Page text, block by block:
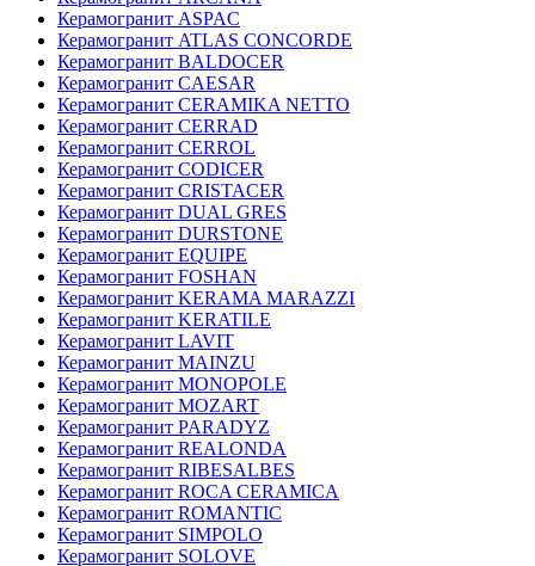
Керамогранит ASPAC
Керамогранит ATLAS CONCORDE
Керамогранит BALDOCER
Керамогранит CAESAR
Керамогранит CERAMIKA NETTO
Керамогранит CERRAD
Керамогранит CERROL
Керамогранит CODICER
Керамогранит CRISTACER
Керамогранит DUAL GRES
Керамогранит DURSTONE
Керамогранит EQUIPE
Керамогранит FOSHAN
Керамогранит KERAMA MARAZZI
Керамогранит KERATILE
Керамогранит LAVIT
Керамогранит MAINZU
Керамогранит MONOPOLE
Керамогранит MOZART
Керамогранит PARADYZ
Керамогранит REALONDA
Керамогранит RIBESALBES
Керамогранит ROCA CERAMICA
Керамогранит ROMANTIC
Керамогранит SIMPOLO
Керамогранит SOLOVE